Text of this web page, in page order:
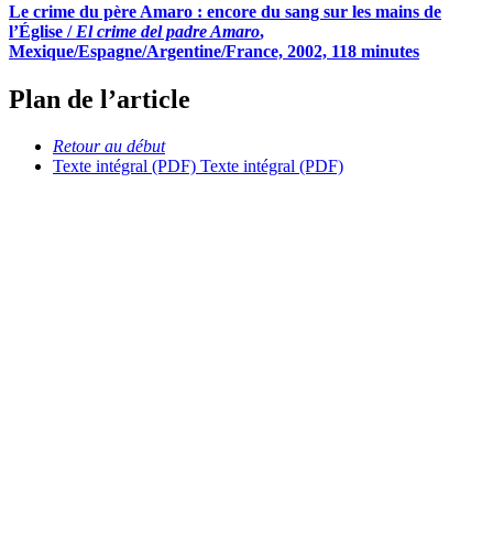
Le crime du père Amaro : encore du sang sur les mains de
l’Église / El crime del padre Amaro,
Mexique/Espagne/Argentine/France, 2002, 118 minutes
Plan de l’article
Retour au début
Texte intégral (PDF) Texte intégral (PDF)